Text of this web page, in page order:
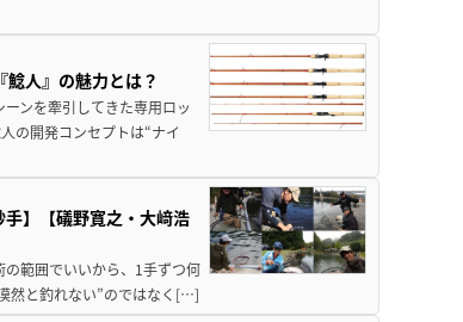
人』の魅力とは？
ンを牽引してきた専用ロッ
の開発コンセプトは“ナイ
】【礒野寛之・大﨑浩
範囲でいいから、1手ずつ何
然と釣れない”のではなく[…]